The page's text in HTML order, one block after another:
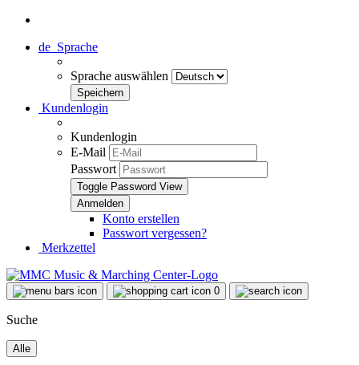
de Sprache
Sprache auswählen
Kundenlogin
Kundenlogin
E-Mail
Passwort
Toggle Password View
Konto erstellen
Passwort vergessen?
Merkzettel
0
Suche
Alle